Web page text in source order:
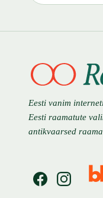
Eesti vanim
Eesti raamatute
antikvaarsed